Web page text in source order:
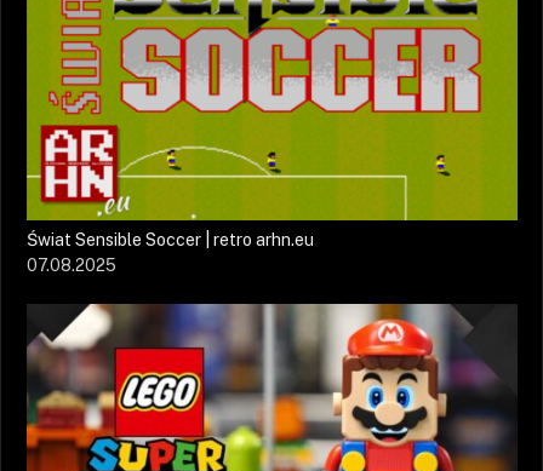
Świat Sensible Soccer | retro arhn.eu
07.08.2025